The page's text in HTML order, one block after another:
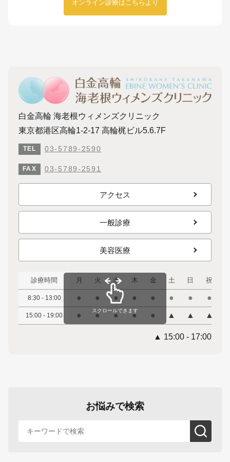
オンライン診療はこちらより
白金高輪 海老根ウィメンズクリニック
東京都港区高輪1-2-17 高輪梶ビル5.6.7F
TEL 03-5789-2590
FAX 03-5789-2591
アクセス
一般診療
美容医療
診療時間 月 火 水 木 金 土 日 祝
8:30 - 13:00 ● ● ● ● ● ● ● ●
15:00 - 19:00 ● ● ● ● ● ▲ ▲ ▲
スクロールできます
▲ 15:00 - 17:00
お悩みで検索